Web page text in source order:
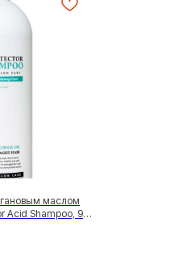
маслом
Acid Shampoo, 900